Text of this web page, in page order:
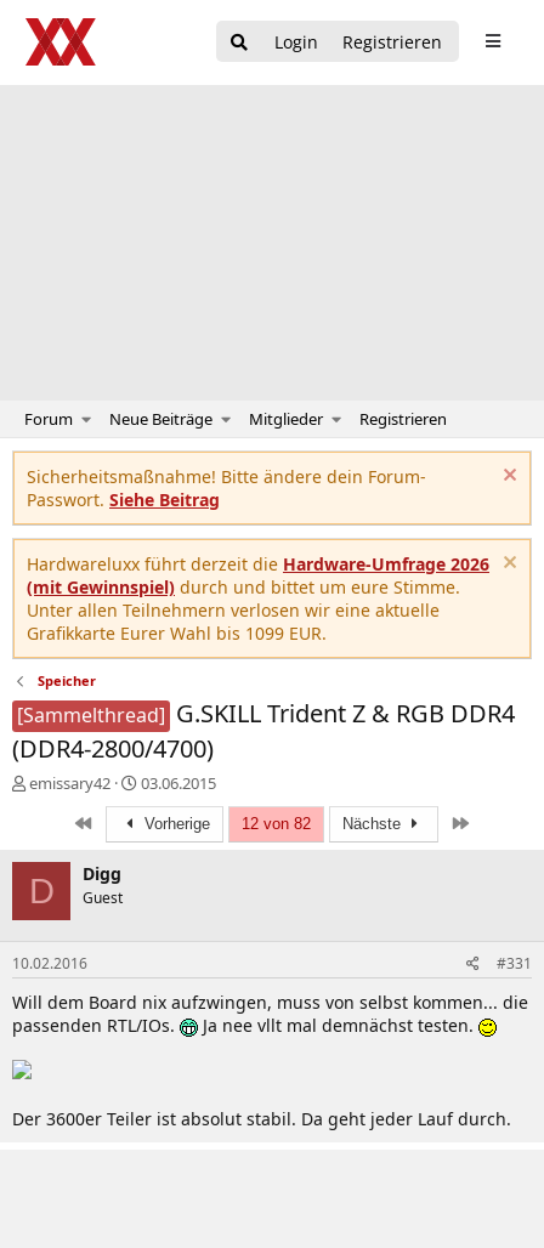
Login Registrieren
Forum Neue Beiträge Mitglieder Registrieren
Sicherheitsmaßnahme! Bitte ändere dein Forum-
Passwort. Siehe Beitrag
Hardwareluxx führt derzeit die Hardware-Umfrage 2026
(mit Gewinnspiel) durch und bittet um eure Stimme.
Unter allen Teilnehmern verlosen wir eine aktuelle
Grafikkarte Eurer Wahl bis 1099 EUR.
Speicher
[Sammelthread] G.SKILL Trident Z & RGB DDR4
(DDR4-2800/4700)
E
e
r
emissary42
E
r
s
t
m
03.06.2015
Erste Vorherige 12 von 82 Nächste
D Digg
Guest
10.02.2016 #331
Will dem Board nix aufzwingen, muss von selbst kommen... die
passenden RTL/IOs.
Ja nee vllt mal demnächst testen.
Der 3600er Teiler ist absolut stabil. Da geht jeder Lauf durch.